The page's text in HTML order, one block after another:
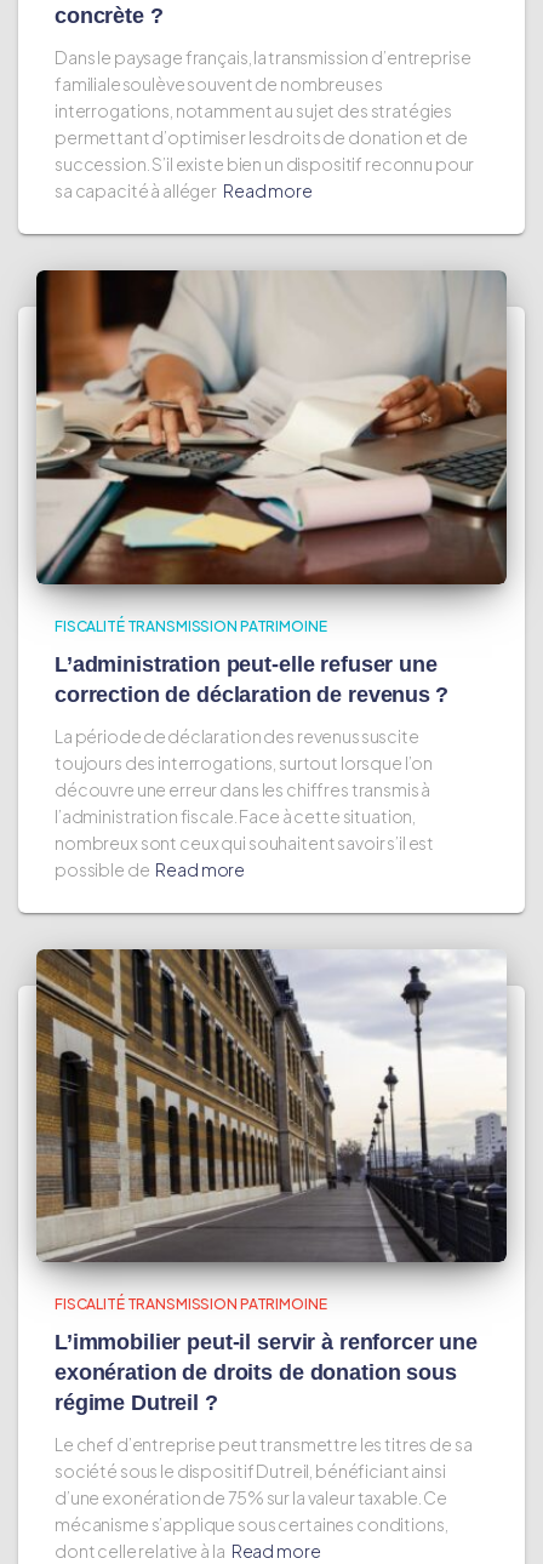
concrète ?
Dans le paysage français, la transmission d’entreprise
familiale soulève souvent de nombreuses
interrogations, notamment au sujet des stratégies
permettant d’optimiser les droits de donation et de
succession. S’il existe bien un dispositif reconnu pour
sa capacité à alléger Read more
FISCALITÉ TRANSMISSION PATRIMOINE
L’administration peut-elle refuser une
correction de déclaration de revenus ?
La période de déclaration des revenus suscite
toujours des interrogations, surtout lorsque l’on
découvre une erreur dans les chiffres transmis à
l’administration fiscale. Face à cette situation,
nombreux sont ceux qui souhaitent savoir s’il est
possible de Read more
FISCALITÉ TRANSMISSION PATRIMOINE
L’immobilier peut-il servir à renforcer une
exonération de droits de donation sous
régime Dutreil ?
Le chef d’entreprise peut transmettre les titres de sa
société sous le dispositif Dutreil, bénéficiant ainsi
d’une exonération de 75% sur la valeur taxable. Ce
mécanisme s’applique sous certaines conditions,
dont celle relative à la Read more